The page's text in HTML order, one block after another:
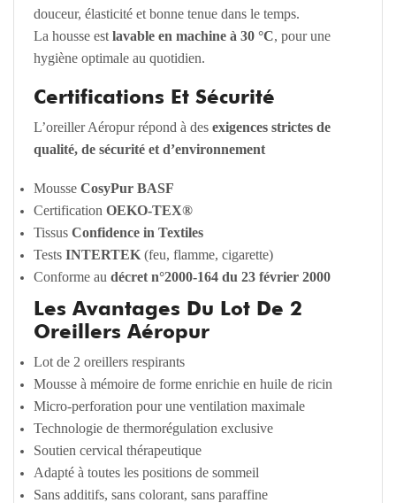
douceur, élasticité et bonne tenue dans le temps.
La housse estlavable en machine à 30 °C, pour une
hygiène optimale au quotidien.
Certifications Et Sécurité
L’oreiller Aéropur répond à desexigences strictes de
qualité, de sécurité et d’environnement
MousseCosyPur BASF
CertificationOEKO-TEX®
TissusConfidence in Textiles
TestsINTERTEK (feu, flamme, cigarette)
Conforme audécret n°2000-164 du 23 février 2000
Les Avantages Du Lot De 2
Oreillers Aéropur
Lot de 2 oreillers respirants
Mousse à mémoire de forme enrichie en huile de ricin
Micro-perforation pour une ventilation maximale
Technologie de thermorégulation exclusive
Soutien cervical thérapeutique
Adapté à toutes les positions de sommeil
Sans additifs, sans colorant, sans paraffine